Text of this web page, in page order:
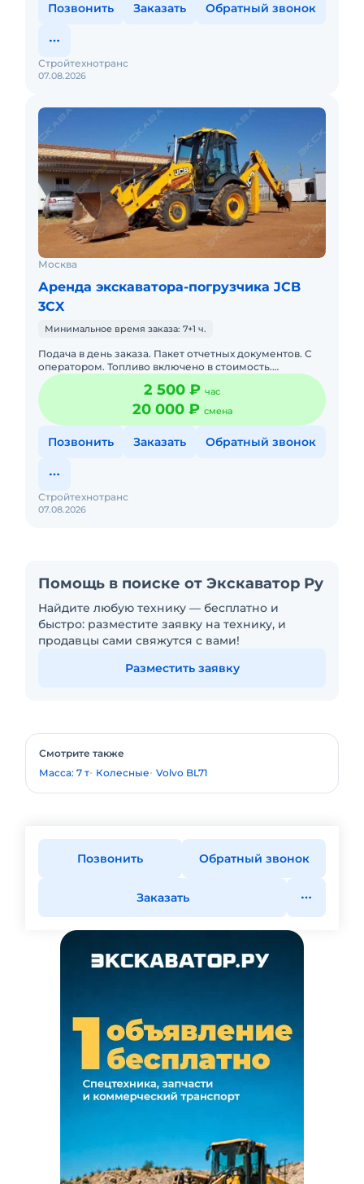
Позвонить Заказать Обратный звонок
07.08.2026
Стройтехнотранс
Москва
Аренда экскаватора-погрузчика JCB
3CX
Минимальное время заказа: 7+1 ч.
Подача в день заказа. Пакет отчетных документов. С
оператором. Топливо включено в стоимость.
Долгосрочная аренда. Краткосрочная аренда. Техника
с малой наработк
2 500 ₽ час
20 000 ₽ смена
Позвонить Заказать Обратный звонок
07.08.2026
Стройтехнотранс
Помощь в поиске от Экскаватор Ру
Найдите любую технику — бесплатно и
быстро: разместите заявку на технику, и
продавцы сами свяжутся с вами!
Разместить заявку
Смотрите также
Масса: 7 т Колесные Volvo BL71
Позвонить Обратный звонок
Заказать